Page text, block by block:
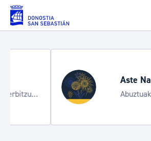
Eduki nagusira joan
Aste Nagusia
Abuztuak 8-15